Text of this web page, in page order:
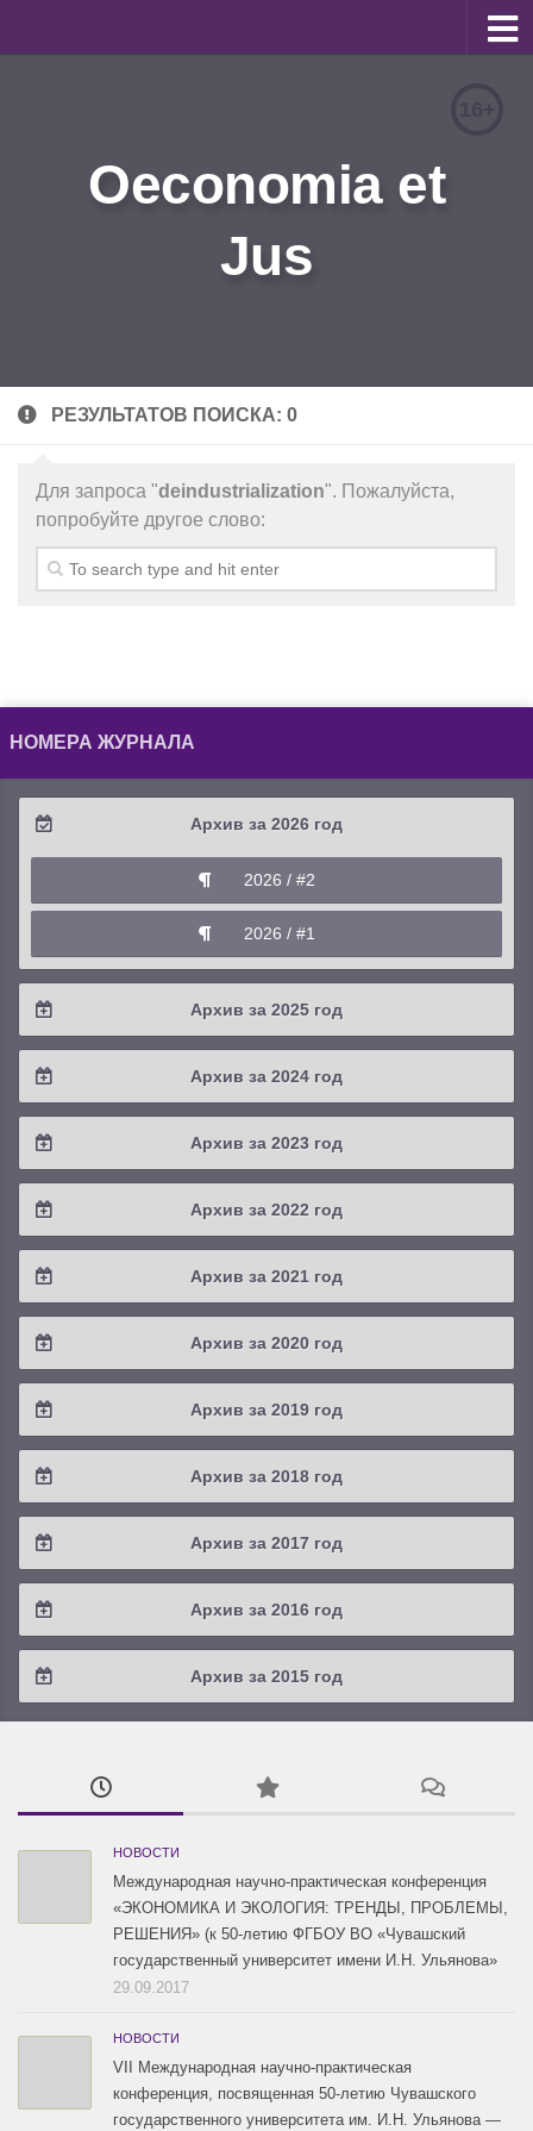
Для авторов
Архив
Oeconomia et
Jus
РЕЗУЛЬТАТОВ ПОИСКА: 0
Для запроса "deindustrialization". Пожалуйста,
попробуйте другое слово:
НОМЕРА ЖУРНАЛА
Архив за 2026 год
2026 / #2
2026 / #1
Архив за 2025 год
2025 / #4
2025 / #3
2025 / #1
Архив за 2024 год
2024 / #4
2024 / #3
2024 / #1
Архив за 2023 год
2023 / #4
2023 / #3
2023 / #1
Архив за 2022 год
2022 / #4
2022 / #3
2022 / #1
Архив за 2021 год
2021 / #4
2021 / #3
2021 / #1
Архив за 2020 год
2020 / #4
2020 / #3
2020 / #1
Архив за 2019 год
2019 / #4
2019 / #3
2019 / #1
Архив за 2018 год
2018 / #4
2018 / #3
2018 / #1
Архив за 2017 год
2017 / #4
2017 / #3
Архив за 2016 год
2016 / #4
2016 / #3
Архив за 2015 год
2015 / #3
2015 / #2
НОВОСТИ
Международная научно-практическая конференция
«ЭКОНОМИКА И ЭКОЛОГИЯ: ТРЕНДЫ, ПРОБЛЕМЫ,
РЕШЕНИЯ» (к 50-летию ФГБОУ ВО «Чувашский
государственный университет имени И.Н. Ульянова»
29.09.2017
НОВОСТИ
VII Международная научно-практическая
конференция, посвященная 50-летию Чувашского
государственного университета им. И.Н. Ульянова —